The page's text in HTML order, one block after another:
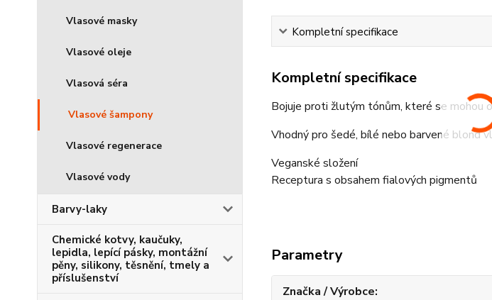
Vlasové masky
Vlasové oleje
Vlasová séra
Vlasové šampony
Vlasové regenerace
Vlasové vody
Barvy-laky
Chemické kotvy, kaučuky,
lepidla, lepící pásky, montážní
pěny, silikony, těsnění, tmely a
příslušenství
Kompletní specifikace
Kompletní specifikace
Bojuje proti žlutým tónům, které se mohou
Vhodný pro šedé, bílé nebo barvené blond
Veganské složení
Receptura s obsahem fialových pigmentů
Parametry
Značka / Výrobce